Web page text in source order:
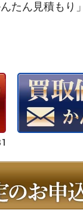
たん見積もり